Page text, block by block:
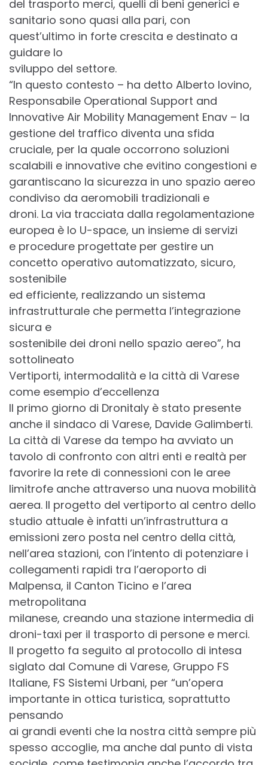
del trasporto merci, quelli di beni generici e
sanitario sono quasi alla pari, con
quest’ultimo in forte crescita e destinato a
guidare lo
sviluppo del settore.
“In questo contesto – ha detto Alberto Iovino,
Responsabile Operational Support and
Innovative Air Mobility Management Enav – la
gestione del traffico diventa una sfida
cruciale, per la quale occorrono soluzioni
scalabili e innovative che evitino congestioni e
garantiscano la sicurezza in uno spazio aereo
condiviso da aeromobili tradizionali e
droni. La via tracciata dalla regolamentazione
europea è lo U-space, un insieme di servizi
e procedure progettate per gestire un
concetto operativo automatizzato, sicuro,
sostenibile
ed efficiente, realizzando un sistema
infrastrutturale che permetta l’integrazione
sicura e
sostenibile dei droni nello spazio aereo”, ha
sottolineato
Vertiporti, intermodalità e la città di Varese
come esempio d’eccellenza
Il primo giorno di Dronitaly è stato presente
anche il sindaco di Varese, Davide Galimberti.
La città di Varese da tempo ha avviato un
tavolo di confronto con altri enti e realtà per
favorire la rete di connessioni con le aree
limitrofe anche attraverso una nuova mobilità
aerea. Il progetto del vertiporto al centro dello
studio attuale è infatti un’infrastruttura a
emissioni zero posta nel centro della città,
nell’area stazioni, con l’intento di potenziare i
collegamenti rapidi tra l’aeroporto di
Malpensa, il Canton Ticino e l’area
metropolitana
milanese, creando una stazione intermedia di
droni-taxi per il trasporto di persone e merci.
Il progetto fa seguito al protocollo di intesa
siglato dal Comune di Varese, Gruppo FS
Italiane, FS Sistemi Urbani, per “un’opera
importante in ottica turistica, soprattutto
pensando
ai grandi eventi che la nostra città sempre più
spesso accoglie, ma anche dal punto di vista